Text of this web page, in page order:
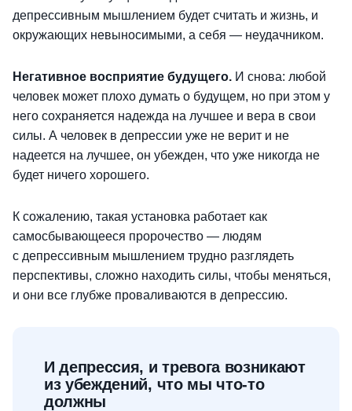
депрессивным мышлением будет считать и жизнь, и
окружающих невыносимыми, а себя — неудачником.
Негативное восприятие будущего. И снова: любой
человек может плохо думать о будущем, но при этом у
него сохраняется надежда на лучшее и вера в свои
силы. А человек в депрессии уже не верит и не
надеется на лучшее, он убежден, что уже никогда не
будет ничего хорошего.
К сожалению, такая установка работает как
самосбывающееся пророчество — людям
с депрессивным мышлением трудно разглядеть
перспективы, сложно находить силы, чтобы меняться,
и они все глубже проваливаются в депрессию.
И депрессия, и тревога возникают
из убеждений, что мы что-то
должны